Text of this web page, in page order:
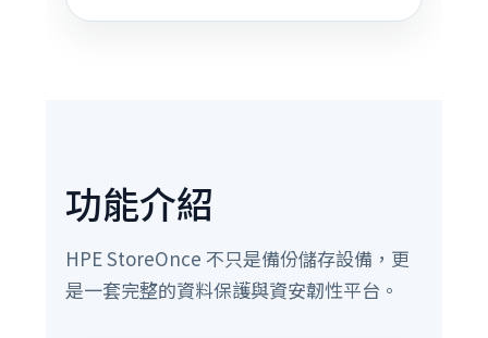
功能介紹
HPE StoreOnce 不只是備份儲存設備，更
是一套完整的資料保護與資安韌性平台。